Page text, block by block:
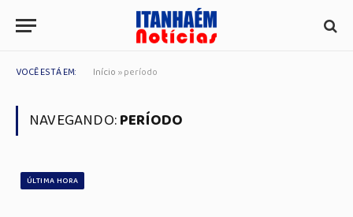
VOCÊ ESTÁ EM: Início »período
NAVEGANDO:PERÍODO
ÚLTIMA HORA